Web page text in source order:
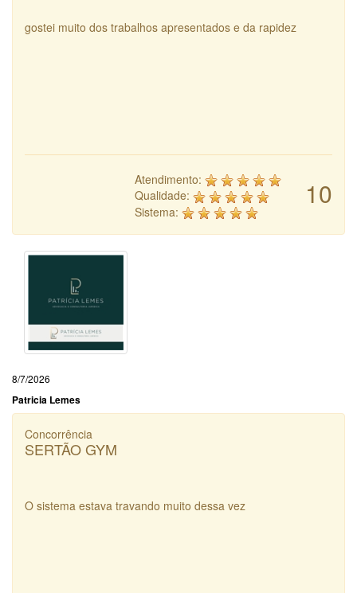
gostei muito dos trabalhos apresentados e da rapidez
10
Atendimento:
Qualidade:
Sistema:
8/7/2026
Patricia Lemes
Concorrência
SERTÃO GYM
O sistema estava travando muito dessa vez